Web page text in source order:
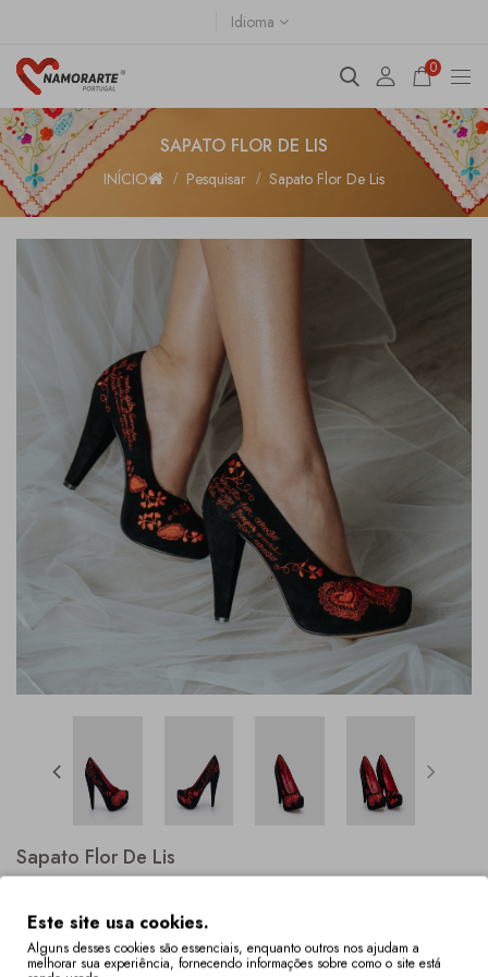
Idioma
0
SAPATO FLOR DE LIS
INÍCIO Pesquisar Sapato Flor De Lis
Sapato Flor De Lis
Este site usa cookies.
Alguns desses cookies são essenciais, enquanto outros nos ajudam a
melhorar sua experiência, fornecendo informações sobre como o site está